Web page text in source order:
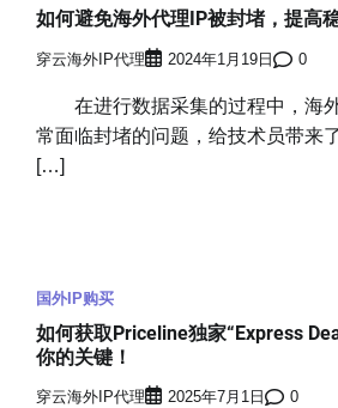
如何避免海外代理IP被封堵，提高
穿云海外IP代理 2024年1月19日 0
在进行数据采集的过程中，海外
常面临封堵的问题，给技术员带来
[…]
国外IP购买
如何获取Priceline独家“Express
你的关键！
穿云海外IP代理 2025年7月1日 0